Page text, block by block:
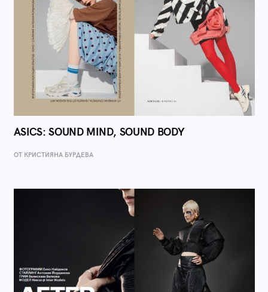
ASICS: SOUND MIND, SOUND BODY
ОТ КРИСТИЯНА БУРДЕВА